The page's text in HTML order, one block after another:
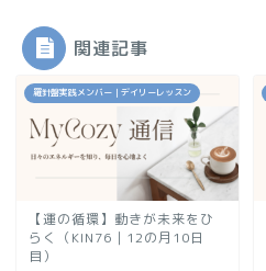
関連記事
羅針盤実践メンバー｜デイリーレッスン
【運の循環】動きが未来をひ
らく（KIN76｜12の月10日
目）